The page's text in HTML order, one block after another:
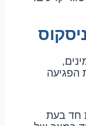
הפגיעה
חד בעת